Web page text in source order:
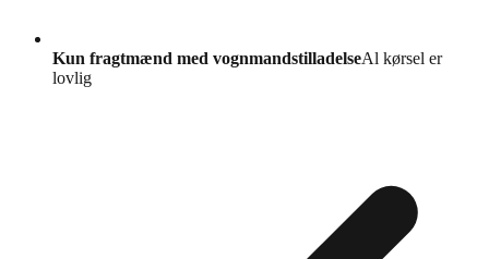
Kun fragtmænd med vognmandstilladelseAl kørsel er
lovlig